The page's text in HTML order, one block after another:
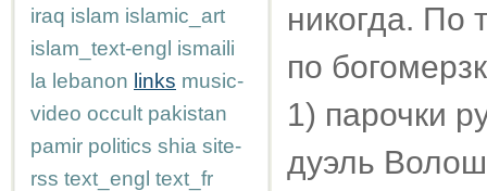
iraq islam islamic_art
islam_text-engl ismaili
la lebanon links music-
video occult pakistan
pamir politics shia site-
rss text_engl text_fr
никогда. По
по
1) парочки
дуэль